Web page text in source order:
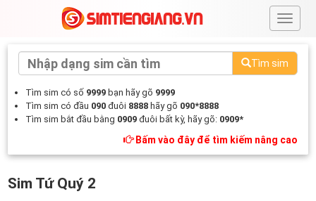
#
Tìm sim
Tìm sim có số 9999 bạn hãy gõ 9999
Tìm sim có đầu 090 đuôi 8888 hãy gõ 090*8888
Tìm sim bắt đầu bằng 0909 đuôi bất kỳ, hãy gõ: 0909*
Bấm vào đây để tìm kiếm nâng cao
Sim Tứ Quý 2